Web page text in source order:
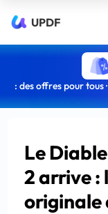
UPDF
: des offres pour tous
Le
2 arrive :
originale